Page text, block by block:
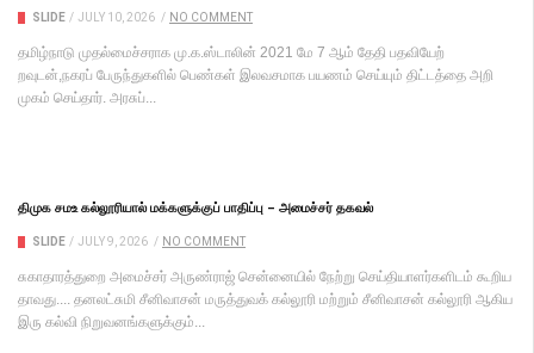
SLIDE / JULY 10, 2026 / NO COMMENT
தமிழ்நாடு முதல்மைச்சராக மு.க.ஸ்டா​லின் 2021 மே 7 ஆம் தேதி பதவி​யேற்​
றவுடன்,நகரப் பேருந்​துகளில் பெண்​கள் இலவச​மாக பயணம் செய்​யும் திட்​டத்தை அறி​
முகம் செய்​தார். அரசுப்...
திமுக சமஉ கல்லூரியால் மக்களுக்குப் பாதிப்பு – அமைச்சர் தகவல்
SLIDE / JULY 9, 2026 / NO COMMENT
சுகா​தா​ரத்​துறை அமைச்​சர் அருண்​ராஜ் சென்னையில் நேற்று செய்​தி​யாளர்​களிடம் கூறிய​
தாவது.... தனலட்​சுமி சீனி​வாசன் மருத்​து​வக் கல்​லூரி மற்​றும் சீனி​வாசன் கல்​லூரி ஆகிய
இரு கல்வி நிறு​வனங்​களுக்​கும்...